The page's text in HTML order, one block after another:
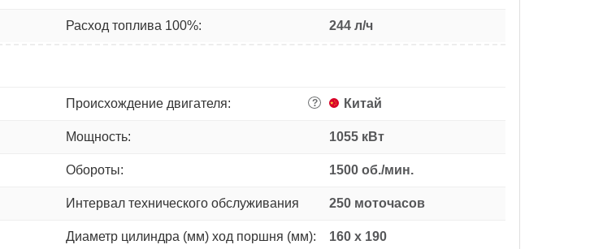
Расход топлива 100%: 244 л/ч
Происхождение двигателя: ? Китай
Мощность: 1055 кВт
Обороты: 1500 об./мин.
Интервал технического обслуживания 250 моточасов
Диаметр цилиндра (мм) ход поршня (мм): 160 x 190